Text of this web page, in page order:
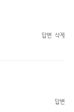
답변 삭제
답변